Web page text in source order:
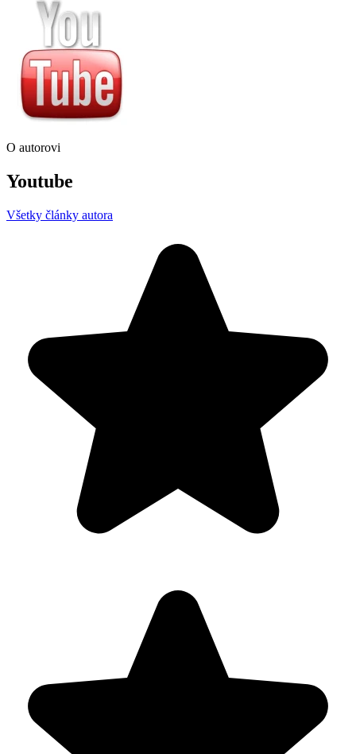
O autorovi
Youtube
Všetky články autora